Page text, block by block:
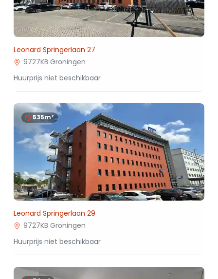
Leonard Springerlaan 27
9727KB Groningen
Huurprijs niet beschikbaar
535m²
Leonard Springerlaan 29
9727KB Groningen
Huurprijs niet beschikbaar